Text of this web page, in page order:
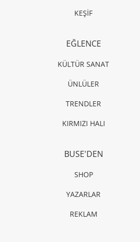
KEŞİF
EĞLENCE
KÜLTÜR SANAT
ÜNLÜLER
TRENDLER
KIRMIZI HALI
BUSE'DEN
SHOP
YAZARLAR
REKLAM